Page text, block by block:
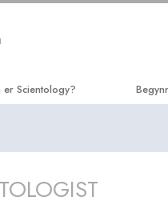
er Scientology?
sier om Scientology